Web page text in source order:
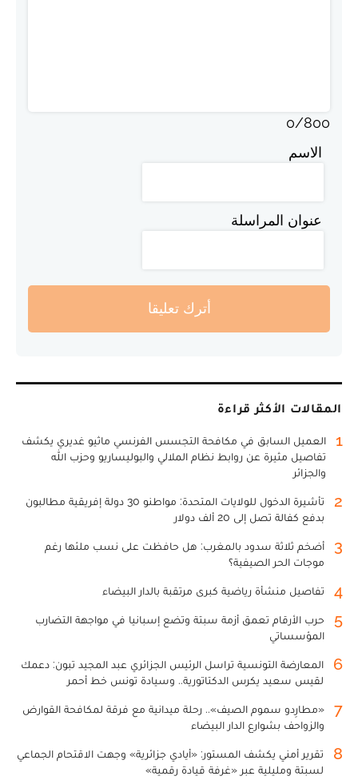
0/800
الاسم
عنوان المراسلة
أترك تعليقا
المقالات الأكثر قراءة
1
العميل السابق في مكافحة التجسس الفرنسي ماثيو غديري يكشف
تفاصيل مثيرة عن روابط نظام الملالي والبوليساريو وحزب الله
والجزائر
2
تأشيرة الدخول للولايات المتحدة: مواطنو 30 دولة إفريقية مطالبون
بدفع كفالة تصل إلى 20 ألف دولار
3
أضخم ثلاثة سدود بالمغرب: هل حافظت على نسب ملئها رغم
موجات الحر الصيفية؟
4 تفاصيل منشأة رياضية كبرى مرتقبة بالدار البيضاء
5
حرب الأرقام تعمق أزمة سبتة وتضع إسبانيا في مواجهة التضارب
المؤسساتي
6
المعارضة التونسية تراسل الرئيس الجزائري عبد المجيد تبون: دعمك
لقيس سعيد يكرس الدكتاتورية.. وسيادة تونس خط أحمر
7
«مطارِدو سموم الصيف».. رحلة ميدانية مع فرقة لمكافحة القوارض
والزواحف بشوارع الدار البيضاء
8
تقرير أمني يكشف المستور: «أيادي جزائرية» وجهت الاقتحام الجماعي
لسبتة ومليلية عبر «غرفة قيادة رقمية»